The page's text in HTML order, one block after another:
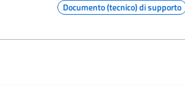
Documento (tecnico) di supporto